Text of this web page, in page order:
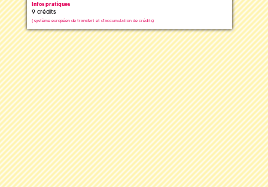
Infos pratiques
9 crédits
( système européen de transfert et d'accumulation de crédits)